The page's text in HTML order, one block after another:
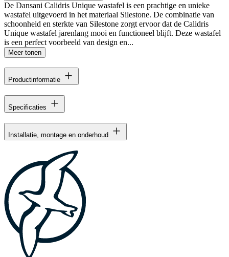
De Dansani Calidris Unique wastafel is een prachtige en unieke
wastafel uitgevoerd in het materiaal Silestone. De combinatie van
schoonheid en sterkte van Silestone zorgt ervoor dat de Calidris
Unique wastafel jarenlang mooi en functioneel blijft. Deze wastafel
is een perfect voorbeeld van design en...
Meer tonen
Productinformatie
Specificaties
Installatie, montage en onderhoud